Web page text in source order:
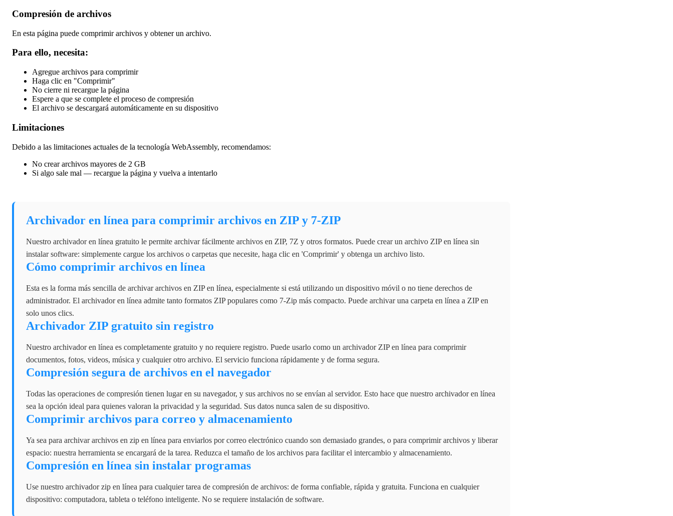
Compresión de archivos
En esta página puede comprimir archivos y obtener un archivo.
Para ello, necesita:
Agregue archivos para comprimir
Haga clic en "Comprimir"
No cierre ni recargue la página
Espere a que se complete el proceso de compresión
El archivo se descargará automáticamente en su dispositivo
Limitaciones
Debido a las limitaciones actuales de la tecnología WebAssembly, recomendamos:
No crear archivos mayores de 2 GB
Si algo sale mal — recargue la página y vuelva a intentarlo
Archivador en línea para comprimir archivos en ZIP y 7-ZIP
Nuestro archivador en línea gratuito le permite archivar fácilmente archivos en ZIP, 7Z y otros formatos. Puede crear un archivo ZIP en línea sin
instalar software: simplemente cargue los archivos o carpetas que necesite, haga clic en 'Comprimir' y obtenga un archivo listo.
Cómo comprimir archivos en línea
Esta es la forma más sencilla de archivar archivos en ZIP en línea, especialmente si está utilizando un dispositivo móvil o no tiene derechos de
administrador. El archivador en línea admite tanto formatos ZIP populares como 7-Zip más compacto. Puede archivar una carpeta en línea a ZIP en
solo unos clics.
Archivador ZIP gratuito sin registro
Nuestro archivador en línea es completamente gratuito y no requiere registro. Puede usarlo como un archivador ZIP en línea para comprimir
documentos, fotos, videos, música y cualquier otro archivo. El servicio funciona rápidamente y de forma segura.
Compresión segura de archivos en el navegador
Todas las operaciones de compresión tienen lugar en su navegador, y sus archivos no se envían al servidor. Esto hace que nuestro archivador en línea
sea la opción ideal para quienes valoran la privacidad y la seguridad. Sus datos nunca salen de su dispositivo.
Comprimir archivos para correo y almacenamiento
Ya sea para archivar archivos en zip en línea para enviarlos por correo electrónico cuando son demasiado grandes, o para comprimir archivos y liberar
espacio: nuestra herramienta se encargará de la tarea. Reduzca el tamaño de los archivos para facilitar el intercambio y almacenamiento.
Compresión en línea sin instalar programas
Use nuestro archivador zip en línea para cualquier tarea de compresión de archivos: de forma confiable, rápida y gratuita. Funciona en cualquier
dispositivo: computadora, tableta o teléfono inteligente. No se requiere instalación de software.